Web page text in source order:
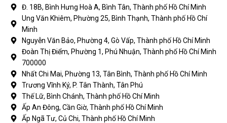
Đ. 18B, Bình Hưng Hoà A, Bình Tân, Thành phố Hồ Chí Minh
Ung Văn Khiêm, Phường 25, Bình Thạnh, Thành phố Hồ Chí
Minh
Nguyễn Văn Bảo, Phường 4, Gò Vấp, Thành phố Hồ Chí Minh
Đoàn Thị Điểm, Phường 1, Phú Nhuận, Thành phố Hồ Chí Minh
700000
Nhất Chi Mai, Phường 13, Tân Bình, Thành phố Hồ Chí Minh
Trương Vĩnh Ký, P. Tân Thành, Tân Phú
Thế Lữ, Bình Chánh, Thành phố Hồ Chí Minh
Ấp An Đông, Cần Giờ, Thành phố Hồ Chí Minh
Ấp Ngã Tư, Củ Chi, Thành phố Hồ Chí Minh